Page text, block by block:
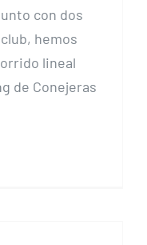
con dos
hemos
lineal
de Conejeras